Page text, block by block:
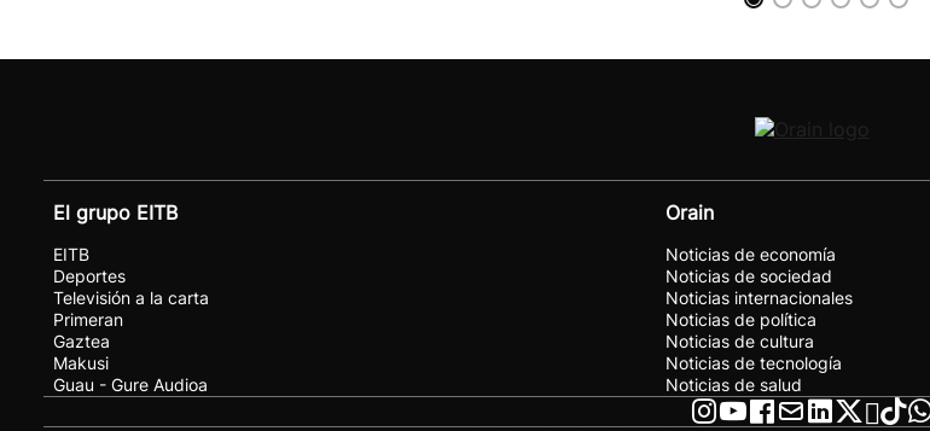
El grupo EITB
EITB
Deportes
Televisión a la carta
Primeran
Gaztea
Makusi
Guau - Gure Audioa
Orain
Noticias de economía
Noticias de sociedad
Noticias internacionales
Noticias de política
Noticias de cultura
Noticias de tecnología
Noticias de salud